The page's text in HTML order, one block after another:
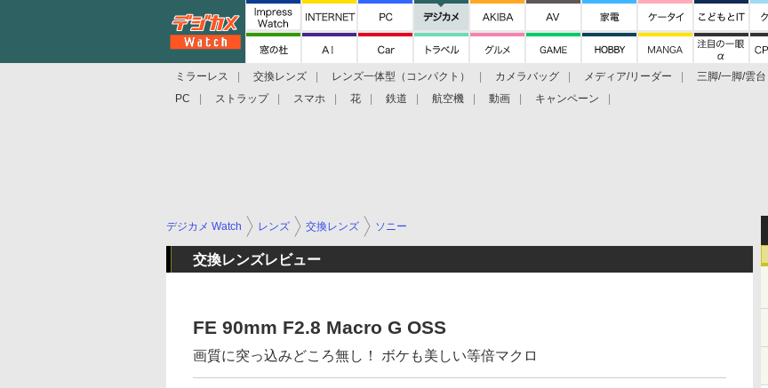
ミラーレス 交換レンズ レンズ一体型（コンパクト） カメラバッグ メディア/リーダー 三脚/一脚/雲台
PC
ストラップ スマホ 花 鉄道 航空機 動画 キャンペーン
デジカメ Watch レンズ 交換レンズ ソニー
交換レンズレビュー
FE 90mm F2.8 Macro G OSS
画質に突っ込みどころ無し！ ボケも美しい等倍マクロ